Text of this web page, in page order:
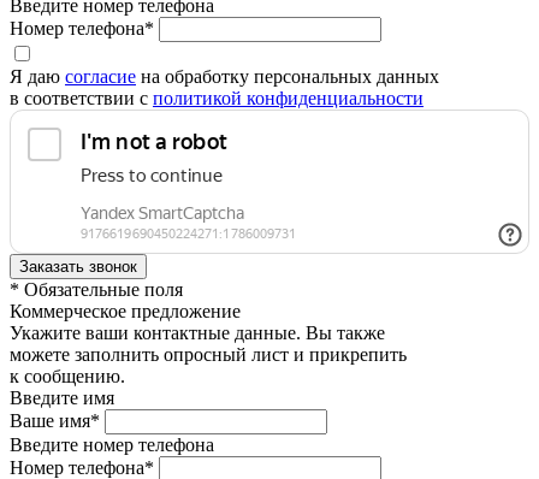
Введите номер телефона
Номер телефона*
Я даю согласие на обработку персональных данных
в соответствии с политикой конфиденциальности
* Обязательные поля
Коммерческое предложение
Укажите ваши контактные данные. Вы также
можете заполнить опросный лист и прикрепить
к сообщению.
Введите имя
Ваше имя*
Введите номер телефона
Номер телефона*